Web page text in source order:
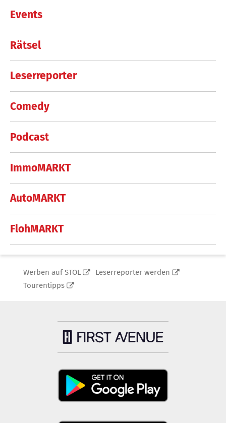
Events
Rätsel
Leserreporter
Comedy
Podcast
ImmoMARKT
AutoMARKT
FlohMARKT
Werben auf STOL
Leserreporter werden
Tourentipps